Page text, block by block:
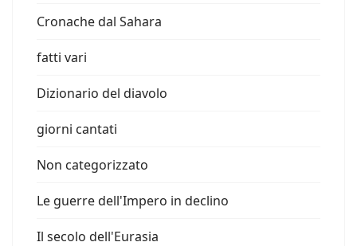
Cronache dal Sahara
fatti vari
Dizionario del diavolo
giorni cantati
Non categorizzato
Le guerre dell'Impero in declino
Il secolo dell'Eurasia